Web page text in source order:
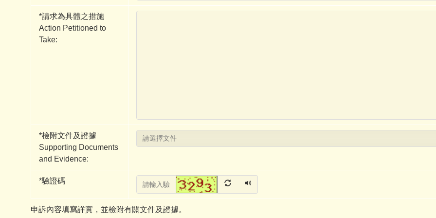
*請求為具體之措施
Action Petitioned to
Take:
*檢附文件及證據
Supporting Documents
and Evidence:
*驗證碼
申訴內容填寫詳實，並檢附有關文件及證據。